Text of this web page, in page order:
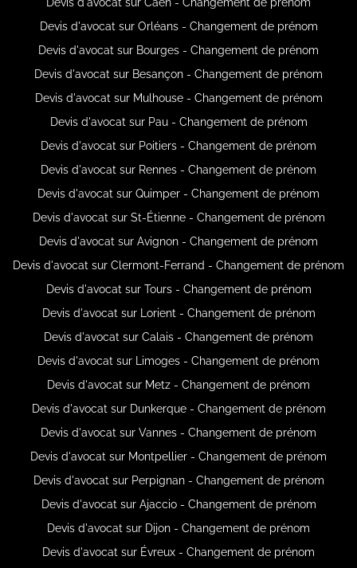
Devis d'avocat sur Orléans - Changement de prénom
Devis d'avocat sur Bourges - Changement de prénom
Devis d'avocat sur Besançon - Changement de prénom
Devis d'avocat sur Mulhouse - Changement de prénom
Devis d'avocat sur Pau - Changement de prénom
Devis d'avocat sur Poitiers - Changement de prénom
Devis d'avocat sur Rennes - Changement de prénom
Devis d'avocat sur Quimper - Changement de prénom
Devis d'avocat sur St-Étienne - Changement de prénom
Devis d'avocat sur Avignon - Changement de prénom
Devis d'avocat sur Clermont-Ferrand - Changement de prénom
Devis d'avocat sur Tours - Changement de prénom
Devis d'avocat sur Lorient - Changement de prénom
Devis d'avocat sur Calais - Changement de prénom
Devis d'avocat sur Limoges - Changement de prénom
Devis d'avocat sur Metz - Changement de prénom
Devis d'avocat sur Dunkerque - Changement de prénom
Devis d'avocat sur Vannes - Changement de prénom
Devis d'avocat sur Montpellier - Changement de prénom
Devis d'avocat sur Perpignan - Changement de prénom
Devis d'avocat sur Ajaccio - Changement de prénom
Devis d'avocat sur Dijon - Changement de prénom
Devis d'avocat sur Évreux - Changement de prénom